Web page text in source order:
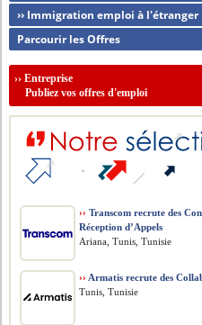
›› Immigration emploi à l'étranger
Parcourir les Offres
››Entreprise
Publiez vos offres d'emploi
›› Transcom recrute des
Réception d’Appels
Ariana, Tunis, Tunisie
›› Armatis recrute des
Tunis, Tunisie